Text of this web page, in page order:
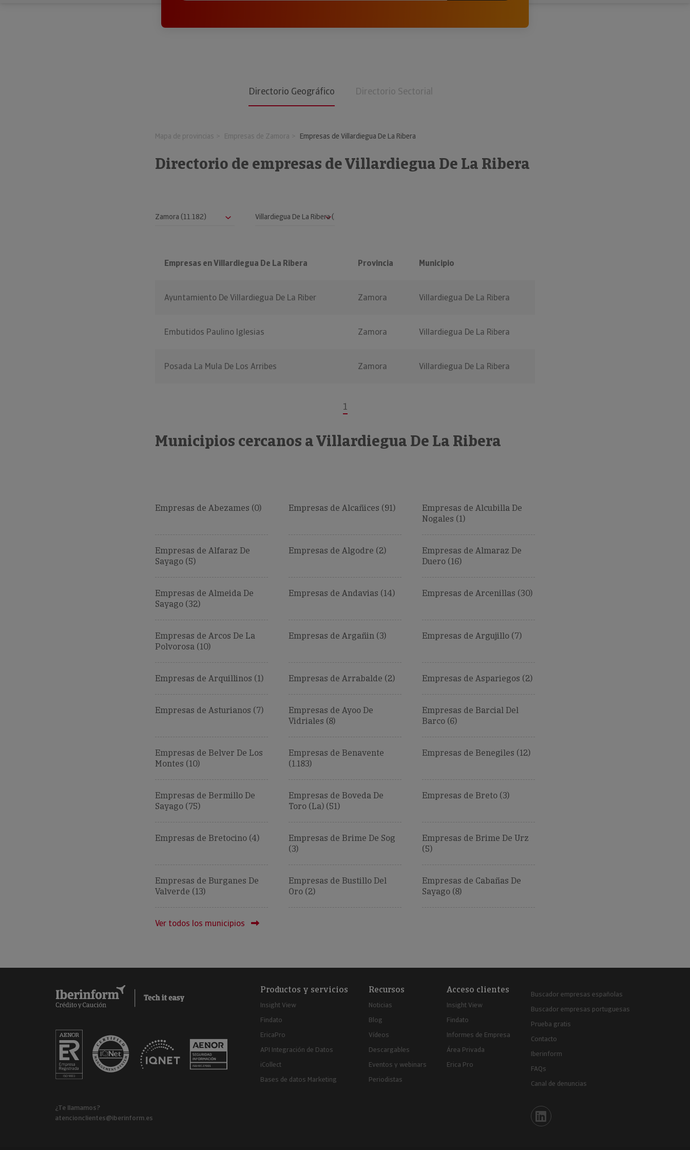
Directorio Geográfico Directorio Sectorial
Mapa de provincias Empresas de Zamora Empresas de Villardiegua De La Ribera
Directorio de empresas de Villardiegua De La Ribera
Empresas en Villardiegua De La Ribera Provincia Municipio
Ayuntamiento De Villardiegua De La Riber Zamora Villardiegua De La Ribera
Embutidos Paulino Iglesias Zamora Villardiegua De La Ribera
Posada La Mula De Los Arribes Zamora Villardiegua De La Ribera
1
Municipios cercanos a Villardiegua De La Ribera
Empresas de Abezames (0) Empresas de Alcañices (91)
Empresas de Alcubilla De
Nogales (1)
Empresas de Alfaraz De
Sayago (5)
Empresas de Algodre (2)
Empresas de Almaraz De
Duero (16)
Empresas de Almeida De
Sayago (32)
Empresas de Andavias (14) Empresas de Arcenillas (30)
Empresas de Arcos De La
Polvorosa (10)
Empresas de Argañin (3) Empresas de Argujillo (7)
Empresas de Arquillinos (1) Empresas de Arrabalde (2) Empresas de Aspariegos (2)
Empresas de Asturianos (7)
Empresas de Ayoo De
Vidriales (8)
Empresas de Barcial Del
Barco (6)
Empresas de Belver De Los
Montes (10)
Empresas de Benavente
(1.183)
Empresas de Benegiles (12)
Empresas de Bermillo De
Sayago (75)
Empresas de Boveda De
Toro (La) (51)
Empresas de Breto (3)
Empresas de Bretocino (4)
Empresas de Brime De Sog
(3)
Empresas de Brime De Urz
(5)
Empresas de Burganes De
Valverde (13)
Empresas de Bustillo Del
Oro (2)
Empresas de Cabañas De
Sayago (8)
Ver todos los municipios
¿Te llamamos?
atencionclientes@iberinform.es
Productos y servicios
Insight View
Findato
EricaPro
API Integración de Datos
iCollect
Bases de datos Marketing
Recursos
Noticias
Blog
Vídeos
Descargables
Eventos y webinars
Periodistas
Acceso clientes
Insight View
Findato
Informes de Empresa
Área Privada
Erica Pro
Buscador empresas españolas
Buscador empresas portuguesas
Prueba gratis
Contacto
Iberinform
FAQs
Canal de denuncias
Iberinform en Linkedin